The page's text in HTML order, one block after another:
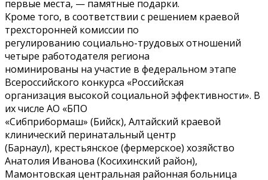
первые места, — памятные подарки.
Кроме того, в соответствии с решением краевой
трехсторонней комиссии по
регулированию социально-трудовых отношений
четыре работодателя региона
номинированы на участие в федеральном этапе
Всероссийского конкурса «Российская
организация высокой социальной эффективности». В
их числе АО «БПО
«Сибприбормаш» (Бийск), Алтайский краевой
клинический перинатальный центр
(Барнаул), крестьянское (фермерское) хозяйство
Анатолия Иванова (Косихинский район),
Мамонтовская центральная районная больница